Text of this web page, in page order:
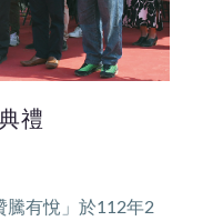
禮
有悅」於112年2